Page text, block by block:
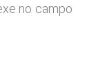
no campo